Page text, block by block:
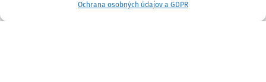
Ochrana osobných údajov a GDPR